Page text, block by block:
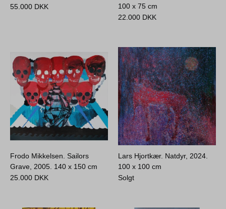
55.000 DKK
100 x 75 cm
22.000 DKK
Frodo Mikkelsen. Sailors
Grave, 2005. 140 x 150 cm
25.000 DKK
Lars Hjortkær. Natdyr, 2024.
100 x 100 cm
Solgt